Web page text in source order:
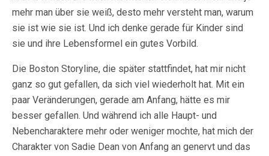
mehr man über sie weiß, desto mehr versteht man, warum
sie ist wie sie ist. Und ich denke gerade für Kinder sind
sie und ihre Lebensformel ein gutes Vorbild.
Die Boston Storyline, die später stattfindet, hat mir nicht
ganz so gut gefallen, da sich viel wiederholt hat. Mit ein
paar Veränderungen, gerade am Anfang, hätte es mir
besser gefallen. Und während ich alle Haupt- und
Nebencharaktere mehr oder weniger mochte, hat mich der
Charakter von Sadie Dean von Anfang an genervt und das